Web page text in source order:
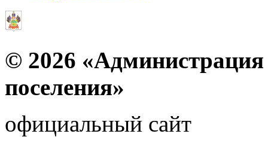
© 2026 «Администрация
поселения»
официальный сайт